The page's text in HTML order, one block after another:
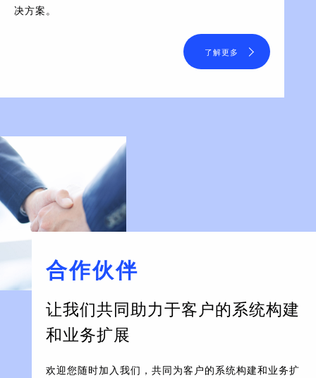
决方案。
了解更多
合作伙伴
让我们共同助力于客户的系统构建
和业务扩展
欢迎您随时加入我们，共同为客户的系统构建和业务扩